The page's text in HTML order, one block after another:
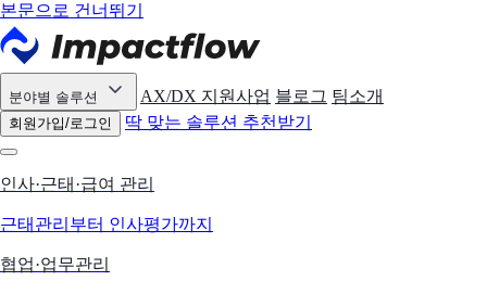
본문으로 건너뛰기
분야별 솔루션 AX/DX 지원사업 블로그 팀소개
회원가입/로그인 딱 맞는 솔루션 추천받기
인사·근태·급여 관리
근태관리부터 인사평가까지
협업·업무관리